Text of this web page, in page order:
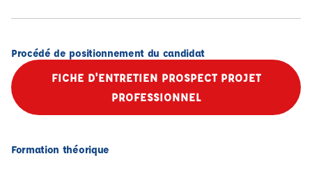
Procédé de positionnement du candidat
FICHE D'ENTRETIEN PROSPECT PROJET
PROFESSIONNEL
Formation théorique